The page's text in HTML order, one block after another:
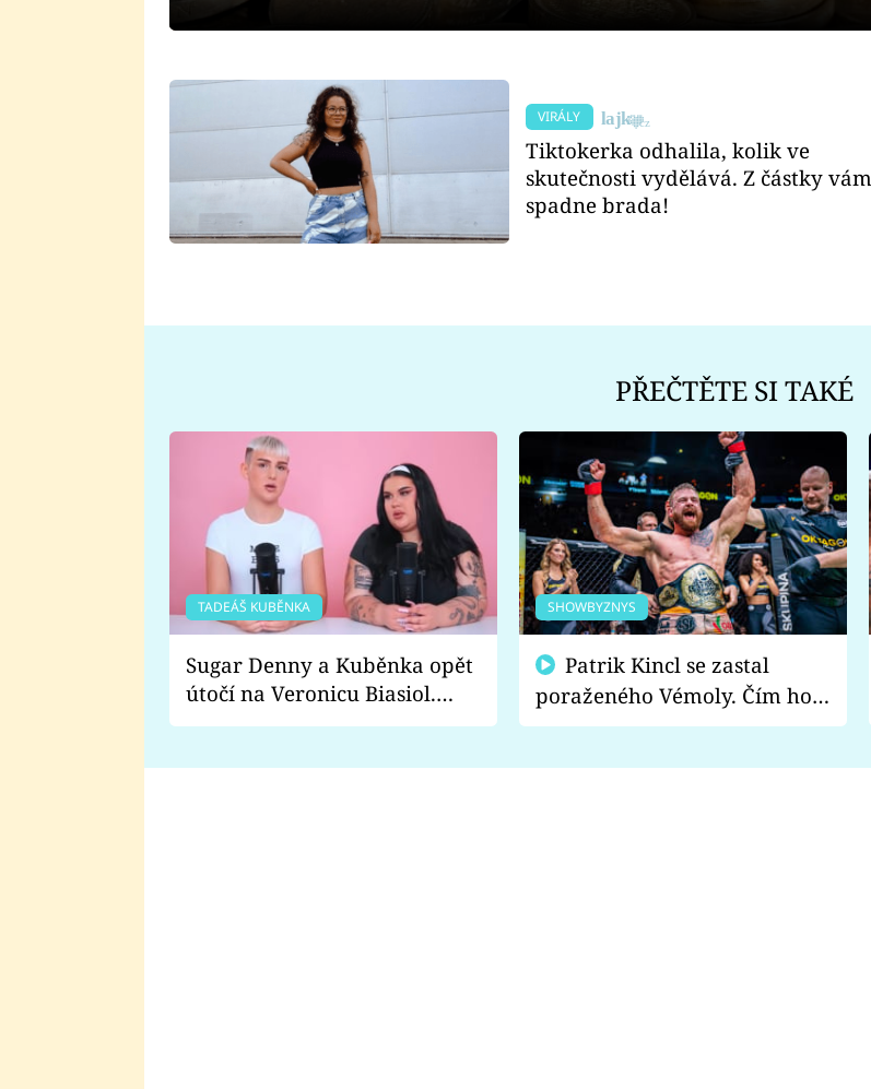
VIRÁLY
Tiktokerka odhalila, kolik ve
skutečnosti vydělává. Z částky vám
spadne brada!
PŘEČTĚTE SI TAKÉ
TADEÁŠ KUBĚNKA
Sugar Denny a Kuběnka opět
útočí na Veronicu Biasiol.
Proč je podle nich falešná a
SHOWBYZNYS
poraženého Vémoly. Čím ho
fanoušci naštvali?